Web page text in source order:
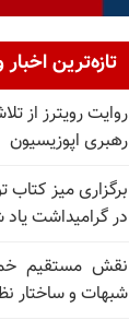
تازه‌ترین
روایت رویترز از
رهبری اپوزیسیون
برگزاری میز
در گرامیداشت
شبهات و ساختار